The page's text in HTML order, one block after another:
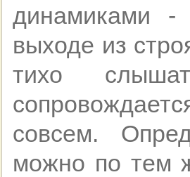
динамиками -
выходе из
тихо
совсем.
можно по тем